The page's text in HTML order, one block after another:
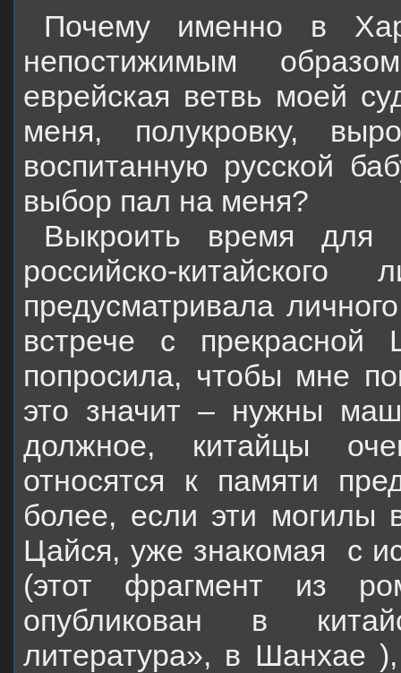
Почему именно в
непостижимым
еврейская ветвь моей
меня, полукровку,
воспитанную русской
выбор пал на меня?
Выкроить время для
российско-
предусматривала
встрече с
попросила, чтобы мне
это значит – нужны
должное, китайцы
относятся к памяти
более, если эти могилы
Цайся, уже знакомая
с
(этот фрагмент из
опубликован в
литература», в Шанхае